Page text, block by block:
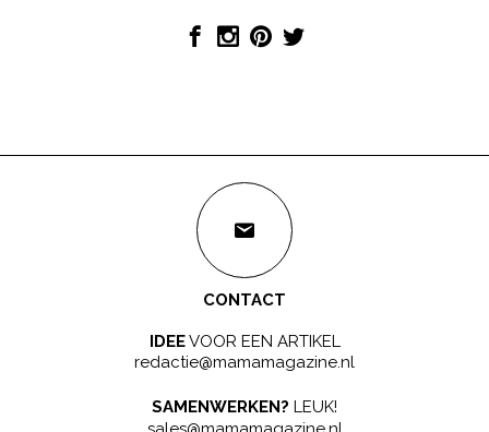
CONTACT
IDEEVOOR EEN ARTIKEL
redactie@mamamagazine.nl
SAMENWERKEN? LEUK!